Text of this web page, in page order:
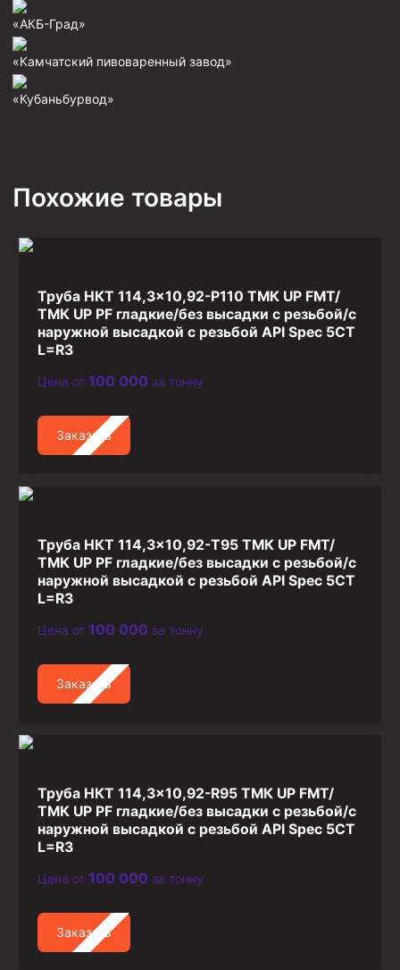
Фрезеры пилотные
Фрезеры-долота торцевые
Клинья — отклонители
Быстроразъёмные соединения (БРС)
Рукава буровые
Стропы
Стропы канатные ВК
Стропы канатные
Стропы текстильные
Элементы линии обвязки
«АКБ-Град»
«Камчатский пивоваренный завод»
«Кубаньбурвод»
Похожие товары
Труба НКТ 114,3×10,92-P110 ТМК UP FMT/
ТМК UP PF гладкие/без высадки с резьбой/с
наружной высадкой с резьбой API Spec 5CT
L=R3
Цена от 100 000 за тонну
Заказать
Труба НКТ 114,3×10,92-T95 ТМК UP FMT/
ТМК UP PF гладкие/без высадки с резьбой/с
наружной высадкой с резьбой API Spec 5CT
L=R3
Цена от 100 000 за тонну
Заказать
Труба НКТ 114,3×10,92-R95 ТМК UP FMT/
ТМК UP PF гладкие/без высадки с резьбой/с
наружной высадкой с резьбой API Spec 5CT
L=R3
Цена от 100 000 за тонну
Заказать